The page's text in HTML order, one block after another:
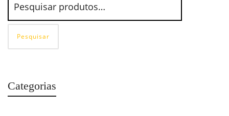
Pesquisar
Categorias